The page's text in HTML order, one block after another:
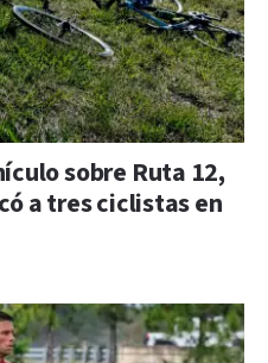
sobre Ruta 12,
a tres ciclistas en